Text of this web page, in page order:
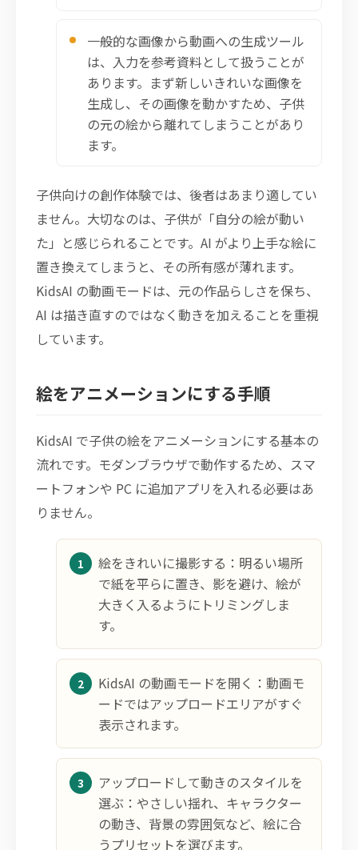
一般的な画像から動画への生成ツール
は、入力を参考資料として扱うことが
あります。まず新しいきれいな画像を
生成し、その画像を動かすため、子供
の元の絵から離れてしまうことがあり
ます。
子供向けの創作体験では、後者はあまり適してい
ません。大切なのは、子供が「自分の絵が動い
た」と感じられることです。AI がより上手な絵に
置き換えてしまうと、その所有感が薄れます。
KidsAI の動画モードは、元の作品らしさを保ち、
AI は描き直すのではなく動きを加えることを重視
しています。
絵をアニメーションにする手順
KidsAI で子供の絵をアニメーションにする基本の
流れです。モダンブラウザで動作するため、スマ
ートフォンや PC に追加アプリを入れる必要はあ
りません。
絵をきれいに撮影する：明るい場所
で紙を平らに置き、影を避け、絵が
大きく入るようにトリミングしま
す。
KidsAI の動画モードを開く：動画モ
ードではアップロードエリアがすぐ
表示されます。
アップロードして動きのスタイルを
選ぶ：やさしい揺れ、キャラクター
の動き、背景の雰囲気など、絵に合
うプリセットを選びます。